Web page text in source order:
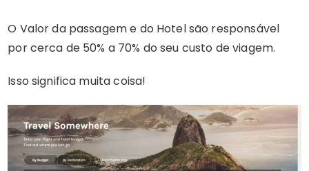
O Valor da passagem e do Hotel são responsável
por cerca de 50% a 70% do seu custo de viagem.
Isso significa muita coisa!